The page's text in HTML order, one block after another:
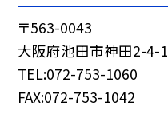
〒563-0043
大阪府池田市神田2-4-1
TEL:072-753-1060
FAX:072-753-1042